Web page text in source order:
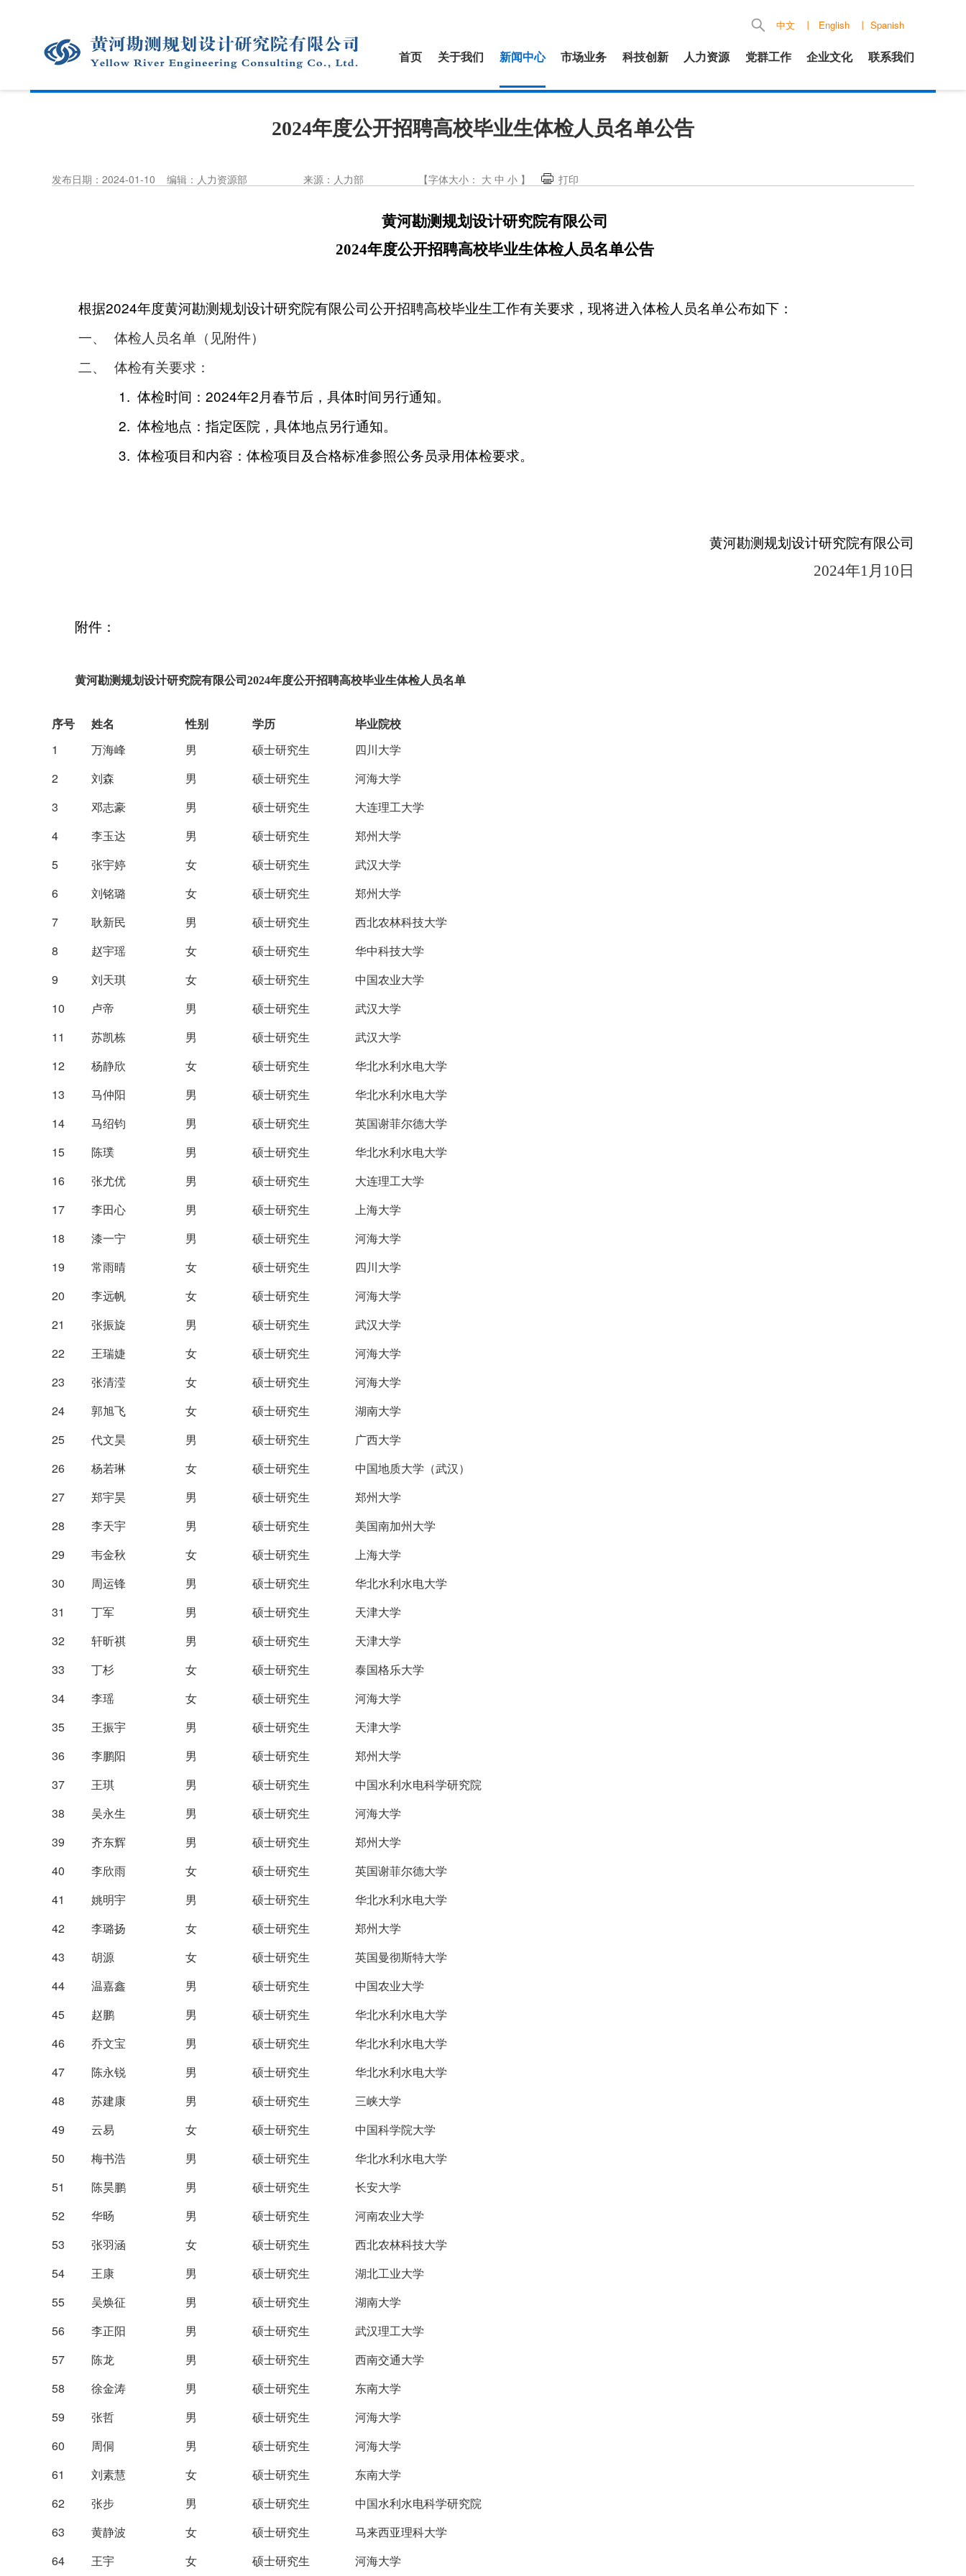
中文 丨 English丨 Spanish
首页 关于我们 新闻中心 市场业务 科技创新 人力资源 党群工作 企业文化 联系我们
2024年度公开招聘高校毕业生体检人员名单公告
发布日期：2024-01-10 编辑：人力资源部 来源：人力部 【字体大小： 大 中 小 】 打印
黄河勘测规划设计研究院有限公司
2024年度公开招聘高校毕业生体检人员名单公告
根据2024年度黄河勘测规划设计研究院有限公司公开招聘高校毕业生工作有关要求，现将进入体检人员名单公布如下：
一、 体检人员名单（见附件）
二、 体检有关要求：
1. 体检时间： 2024年2 月春节后，具体时间另行通知。
2. 体检地点：指定医院，具体地点另行通知。
3. 体检项目和内容：体检项目及合格标准参照公务员录用体检要求。
黄河勘测规划设计研究院有限公司
2024年1月10日
附件：
黄河勘测规划设计研究院有限公司2024年度公开招聘高校毕业生体检人员名单
序号 姓名 性别 学历
毕业院校
1
万海峰 男 硕士研究生
四川大学
2
刘森 男 硕士研究生
河海大学
3
邓志豪 男 硕士研究生
大连理工大学
4
李玉达 男 硕士研究生
郑州大学
5
张宇婷 女 硕士研究生
武汉大学
6
刘铭璐 女 硕士研究生
郑州大学
7
耿新民 男 硕士研究生
西北农林科技大学
8
赵宇瑶 女 硕士研究生
华中科技大学
9
刘天琪 女 硕士研究生
中国农业大学
10
卢帝 男 硕士研究生
武汉大学
11
苏凯栋 男 硕士研究生
武汉大学
12
杨静欣 女 硕士研究生
华北水利水电大学
13
马仲阳 男 硕士研究生
华北水利水电大学
14
马绍钧 男 硕士研究生
英国谢菲尔德大学
15
陈璞 男 硕士研究生
华北水利水电大学
16
张尤优 男 硕士研究生
大连理工大学
17
李田心 男 硕士研究生
上海大学
18
漆一宁 男 硕士研究生
河海大学
19
常雨晴 女 硕士研究生
四川大学
20
李远帆 女 硕士研究生
河海大学
21
张振旋 男 硕士研究生
武汉大学
22
王瑞婕 女 硕士研究生
河海大学
23
张清滢 女 硕士研究生
河海大学
24
郭旭飞 女 硕士研究生
湖南大学
25
代文昊 男 硕士研究生
广西大学
26
杨若琳 女 硕士研究生
中国地质大学（武汉）
27
郑宇昊 男 硕士研究生
郑州大学
28
李天宇 男 硕士研究生
美国南加州大学
29
韦金秋 女 硕士研究生
上海大学
30
周运锋 男 硕士研究生
华北水利水电大学
31
丁军 男 硕士研究生
天津大学
32
轩昕祺 男 硕士研究生
天津大学
33
丁杉 女 硕士研究生
泰国格乐大学
34
李瑶 女 硕士研究生
河海大学
35
王振宇 男 硕士研究生
天津大学
36
李鹏阳 男 硕士研究生
郑州大学
37
王琪 男 硕士研究生
中国水利水电科学研究院
38
吴永生 男 硕士研究生
河海大学
39
齐东辉 男 硕士研究生
郑州大学
40
李欣雨 女 硕士研究生
英国谢菲尔德大学
41
姚明宇 男 硕士研究生
华北水利水电大学
42
李璐扬 女 硕士研究生
郑州大学
43
胡源 女 硕士研究生
英国曼彻斯特大学
44
温嘉鑫 男 硕士研究生
中国农业大学
45
赵鹏 男 硕士研究生
华北水利水电大学
46
乔文宝 男 硕士研究生
华北水利水电大学
47
陈永锐 男 硕士研究生
华北水利水电大学
48
苏建康 男 硕士研究生
三峡大学
49
云易 女 硕士研究生
中国科学院大学
50
梅书浩 男 硕士研究生
华北水利水电大学
51
陈昊鹏 男 硕士研究生
长安大学
52
华旸 男 硕士研究生
河南农业大学
53
张羽涵 女 硕士研究生
西北农林科技大学
54
王康 男 硕士研究生
湖北工业大学
55
吴焕征 男 硕士研究生
湖南大学
56
李正阳 男 硕士研究生
武汉理工大学
57
陈龙 男 硕士研究生
西南交通大学
58
徐金涛 男 硕士研究生
东南大学
59
张哲 男 硕士研究生
河海大学
60
周侗 男 硕士研究生
河海大学
61
刘素慧 女 硕士研究生
东南大学
62
张步 男 硕士研究生
中国水利水电科学研究院
63
黄静波 女 硕士研究生
马来西亚理科大学
64
王宇 女 硕士研究生 河海大学